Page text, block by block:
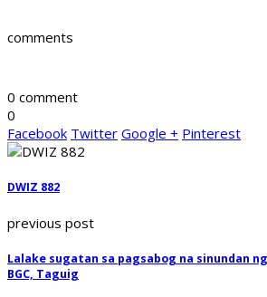
comments
0 comment
0
Facebook Twitter Google + Pinterest
DWIZ 882
previous post
Lalake sugatan sa pagsabog na sinundan
BGC, Taguig